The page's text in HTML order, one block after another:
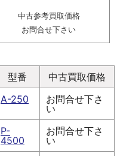
中古参考買取価格
お問合せ下さい
型番
中古買取価格
A-250
お問合せ下さ
い
P-
4500
お問合せ下さ
い